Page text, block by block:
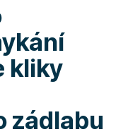
kliky
zádlabu